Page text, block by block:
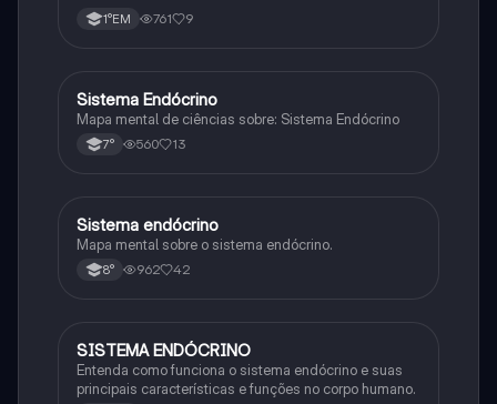
1°EM 761 9
Ciência
Sistema Endócrino
Mapa mental de ciências sobre: Sistema Endócrino
7° 560 13
Ciência
Sistema endócrino
Mapa mental sobre o sistema endócrino.
8° 962 42
Biologia
SISTEMA ENDÓCRINO
Entenda como funciona o sistema endócrino e suas
principais características e funções no corpo humano.